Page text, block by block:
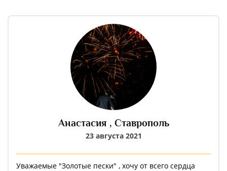
Анастасия , Ставрополь
23 августа 2021
Уважаемые "Золотые пески" , хочу от всего сердца